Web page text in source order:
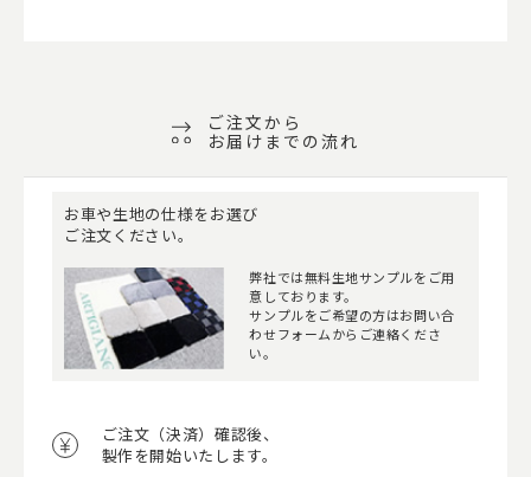
ご注文から
お届けまでの流れ
お車や生地の仕様をお選び
ご注文ください。
弊社では無料生地サンプルをご用
意しております。
サンプルをご希望の方はお問い合
わせフォームからご連絡くださ
い。
ご注文（決済）確認後、
製作を開始いたします。